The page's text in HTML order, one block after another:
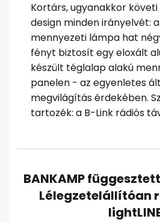
Kortárs, ugyanakkor
design minden irányelvét: a
mennyezeti lámpa hat
fényt biztosít egy eloxált
készült téglalap alakú
panelen - az egyenletes
megvilágítás érdekében.
tartozék: a B-Link rádiós
BANKAMP
Lélegzetelállítóan